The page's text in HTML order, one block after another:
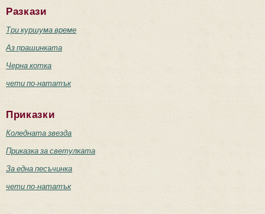
Разкази
Три куршума време
Аз прашинката
Черна котка
чети по-нататък
Приказки
Коледната звезда
Приказка за светулката
За една песъчинка
чети по-нататък